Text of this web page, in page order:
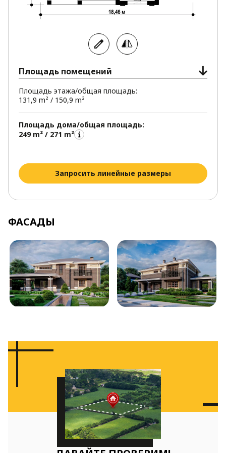
Площадь помещений
Площадь этажа/общая площадь:
131,9 m² / 150,9 m²
Площадь дома/общая площадь:
249 m² / 271 m²
Запросить линейные размеры
ФАСАДЫ